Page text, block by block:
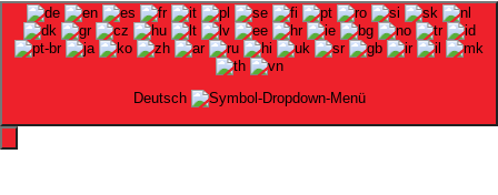
Deutsch